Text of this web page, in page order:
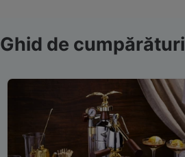
Ghid de cumpărături